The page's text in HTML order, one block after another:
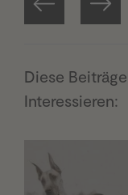
Diese
Interessieren: